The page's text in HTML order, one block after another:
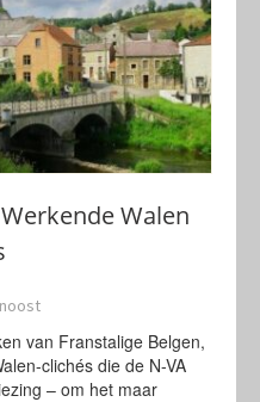
Walen
van Franstalige Belgen,
clichés die de N-VA
– om het maar